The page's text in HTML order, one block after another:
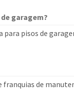
garagem?
pisos de
franquias de